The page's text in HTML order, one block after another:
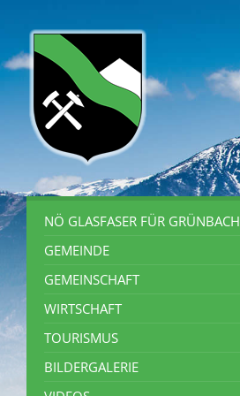
NÖ GLASFASER FÜR GRÜNBACH
GEMEINDE
GEMEINSCHAFT
WIRTSCHAFT
TOURISMUS
BILDERGALERIE